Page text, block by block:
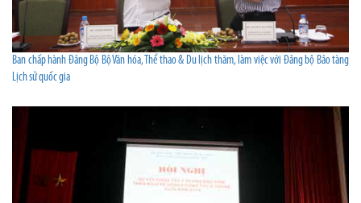
Ban chấp hành Đảng Bộ Bộ Văn hóa, Thể thao & Du lịch thăm, làm việc với Đảng bộ Bảo tàng
Lịch sử quốc gia